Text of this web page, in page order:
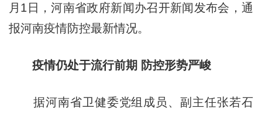
月1日，河南省政府新闻办召开新闻发布会，通
报河南疫情防控最新情况。
疫情仍处于流行前期 防控形势严峻
据河南省卫健委党组成员、副主任张若石